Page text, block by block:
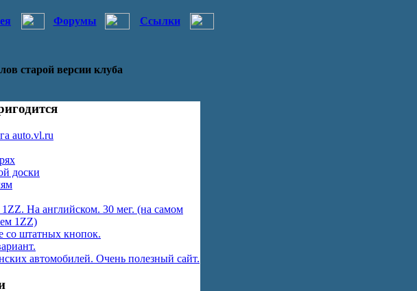
Форумы Ссылки
старой версии клуба
auto.vl.ru
доски
На английском. 30 мег. (на самом
1ZZ)
со штатных кнопок.
автомобилей. Очень полезный сайт.